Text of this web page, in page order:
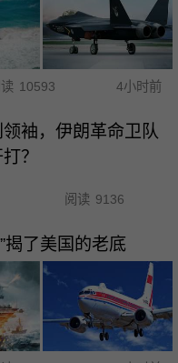
10593 4小时前
袖，伊朗革命卫队
？
阅读 9136
揭了美国的老底